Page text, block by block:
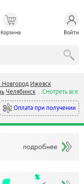
Корзина Войти
Новгород Ижевск
Челябинск...Смотреть все
Оплата при получении